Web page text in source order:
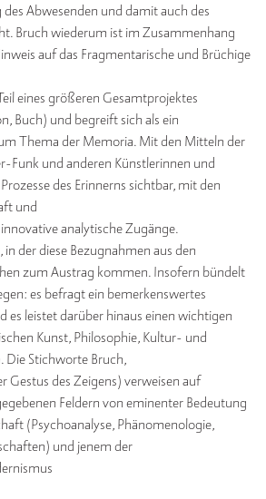
Abwesenden und damit auch des
Bruch wiederum ist im Zusammenhang
auf das Fragmentarische und Brüchige
eines größeren Gesamtprojektes
Buch) und begreift sich als ein
Thema der Memoria. Mit den Mitteln der
Funk und anderen Künstlerinnen und
des Erinnerns sichtbar, mit den
und
analytische Zugänge.
der diese Bezugnahmen aus den
zum Austrag kommen. Insofern bündelt
es befragt ein bemerkenswertes
es leistet darüber hinaus einen wichtigen
Kunst, Philosophie, Kultur- und
Die Stichworte Bruch,
Gestus des Zeigens) verweisen auf
Feldern von eminenter Bedeutung
(Psychoanalyse, Phänomenologie,
und jenem der